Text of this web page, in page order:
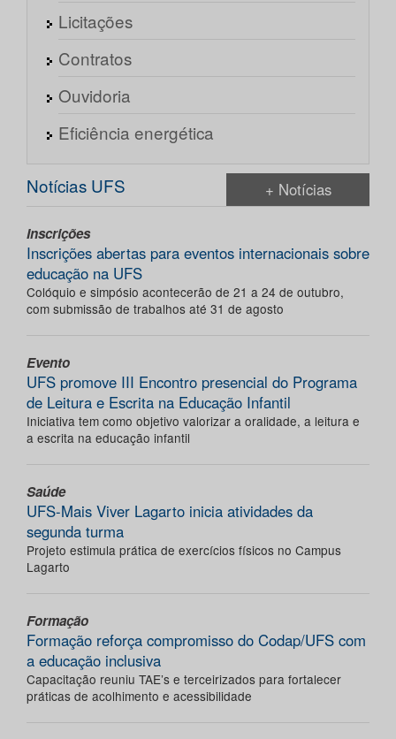
Licitações
Contratos
Ouvidoria
Eficiência energética
Notícias UFS + Notícias
Inscrições
Inscrições abertas para eventos internacionais sobre
educação na UFS
Colóquio e simpósio acontecerão de 21 a 24 de outubro,
com submissão de trabalhos até 31 de agosto
Evento
UFS promove III Encontro presencial do Programa
de Leitura e Escrita na Educação Infantil
Iniciativa tem como objetivo valorizar a oralidade, a leitura e
a escrita na educação infantil
Saúde
UFS-Mais Viver Lagarto inicia atividades da
segunda turma
Projeto estimula prática de exercícios físicos no Campus
Lagarto
Formação
Formação reforça compromisso do Codap/UFS com
a educação inclusiva
Capacitação reuniu TAE’s e terceirizados para fortalecer
práticas de acolhimento e acessibilidade